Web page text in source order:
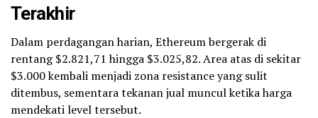
Terakhir
Dalam perdagangan harian, Ethereum bergerak di
rentang $2.821,71 hingga $3.025,82. Area atas di sekitar
$3.000 kembali menjadi zona resistance yang sulit
ditembus, sementara tekanan jual muncul ketika harga
mendekati level tersebut.